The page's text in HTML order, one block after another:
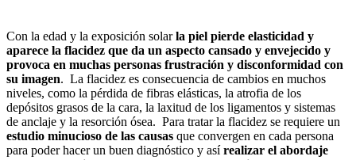
Con la edad y la exposición solarla piel pierde elasticidad y
aparece la flacidez que da un aspecto cansado y envejecido y
provoca en muchas personas frustración y disconformidad con
su imagen. La flacidez es consecuencia de cambios en muchos
niveles, como la pérdida de fibras elásticas, la atrofia de los
depósitos grasos de la cara, la laxitud de los ligamentos y sistemas
de anclaje y la resorción ósea. Para tratar la flacidez se requiere un
estudio minucioso de las causas que convergen en cada persona
para poder hacer un buen diagnóstico y asírealizar el abordaje